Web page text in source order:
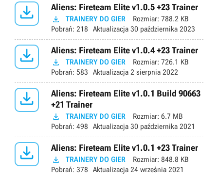
 Aliens: Fireteam Elite v1.0.5 +23 Trainer
 TRAINERY DO GIER Rozmiar: 788.2 KB
Pobrań: 218 Aktualizacja 30 października 2023
 Aliens: Fireteam Elite v1.0.4 +23 Trainer
 TRAINERY DO GIER Rozmiar: 726.1 KB
Pobrań: 583 Aktualizacja 2 sierpnia 2022

Aliens: Fireteam Elite v1.0.1 Build 90663
+21 Trainer
 TRAINERY DO GIER Rozmiar: 6.7 MB
Pobrań: 498 Aktualizacja 30 października 2021
 Aliens: Fireteam Elite v1.0.1 +23 Trainer
 TRAINERY DO GIER Rozmiar: 848.8 KB
Pobrań: 378 Aktualizacja 24 września 2021